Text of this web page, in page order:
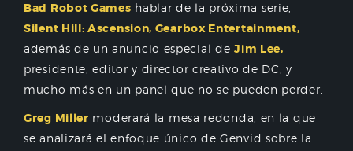
Bad Robot Games hablar de la próxima serie,
Silent Hill: Ascension, Gearbox Entertainment,
además de un anuncio especial deJim Lee,
presidente, editor y director creativo de DC, y
mucho más en un panel que no se pueden perder.
Greg Miller moderará la mesa redonda, en la que
se analizará el enfoque único de Genvid sobre la